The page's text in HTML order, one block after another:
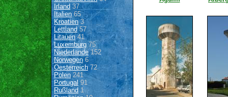
Irland 37
Italien65
Kroatien3
Lettland57
Litauen41
Luxemburg 75
Niederlande152
Norwegen6
Oesterreich72
Polen 241
Portugal91
Rußland 1